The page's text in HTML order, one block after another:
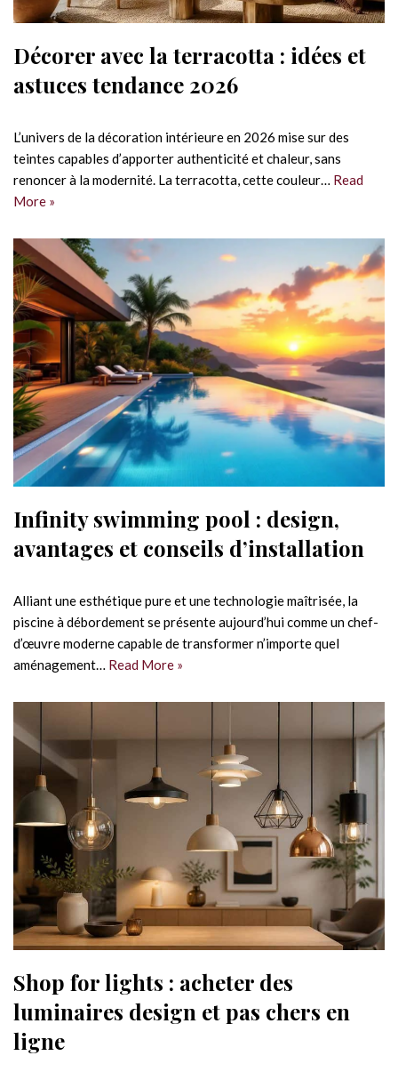
Décorer avec la terracotta : idées et
astuces tendance 2026
L’univers de la décoration intérieure en 2026 mise sur des
teintes capables d’apporter authenticité et chaleur, sans
renoncer à la modernité. La terracotta, cette couleur… Read
More »
Infinity swimming pool : design,
avantages et conseils d’installation
Alliant une esthétique pure et une technologie maîtrisée, la
piscine à débordement se présente aujourd’hui comme un chef-
d’œuvre moderne capable de transformer n’importe quel
aménagement… Read More »
Shop for lights : acheter des
luminaires design et pas chers en
ligne